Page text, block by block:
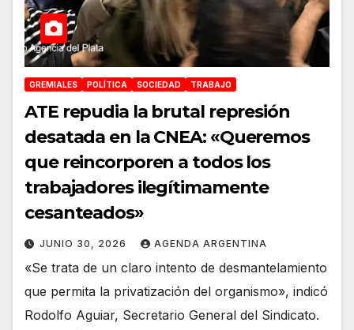
GREMIALES POLÍTICA SOCIEDAD TRABAJO
ATE repudia la brutal represión
desatada en la CNEA: «Queremos
que reincorporen a todos los
trabajadores ilegítimamente
cesanteados»
JUNIO 30, 2026 AGENDA ARGENTINA
«Se trata de un claro intento de desmantelamiento
que permita la privatización del organismo», indicó
Rodolfo Aguiar, Secretario General del Sindicato.